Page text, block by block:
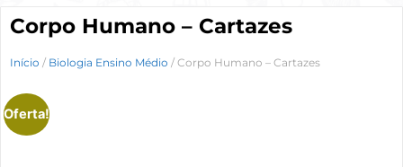
Corpo Humano – Cartazes
Início / Biologia Ensino Médio / Corpo Humano – Cartazes
Oferta!